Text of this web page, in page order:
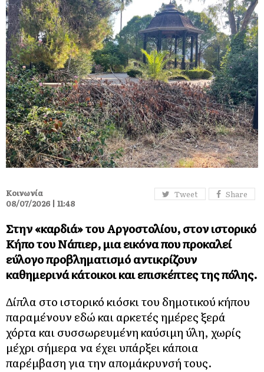
Tweet Share
Κοινωνία
08/07/2026 | 11:48
Στην «καρδιά» του Αργοστολίου, στον ιστορικό
Κήπο του Νάπιερ, μια εικόνα που προκαλεί
εύλογο προβληματισμό αντικρίζουν
καθημερινά κάτοικοι και επισκέπτες της πόλης.
Δίπλα στο ιστορικό κιόσκι του δημοτικού κήπου
παραμένουν εδώ και αρκετές ημέρες ξερά
χόρτα και συσσωρευμένη καύσιμη ύλη, χωρίς
μέχρι σήμερα να έχει υπάρξει κάποια
παρέμβαση για την απομάκρυνσή τους.